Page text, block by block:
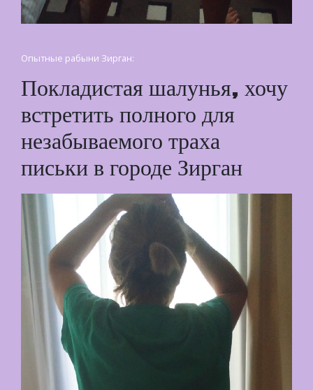
Опытные рабыни Зирган:
Покладистая шалунья, хочу
встретить полного для
незабываемого траха
письки в городе Зирган